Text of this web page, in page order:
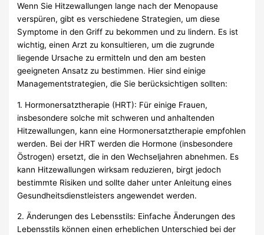
Wenn Sie Hitzewallungen lange nach der Menopause
verspüren, gibt es verschiedene Strategien, um diese
Symptome in den Griff zu bekommen und zu lindern. Es ist
wichtig, einen Arzt zu konsultieren, um die zugrunde
liegende Ursache zu ermitteln und den am besten
geeigneten Ansatz zu bestimmen. Hier sind einige
Managementstrategien, die Sie berücksichtigen sollten:
1. Hormonersatztherapie (HRT): Für einige Frauen,
insbesondere solche mit schweren und anhaltenden
Hitzewallungen, kann eine Hormonersatztherapie empfohlen
werden. Bei der HRT werden die Hormone (insbesondere
Östrogen) ersetzt, die in den Wechseljahren abnehmen. Es
kann Hitzewallungen wirksam reduzieren, birgt jedoch
bestimmte Risiken und sollte daher unter Anleitung eines
Gesundheitsdienstleisters angewendet werden.
2. Änderungen des Lebensstils: Einfache Änderungen des
Lebensstils können einen erheblichen Unterschied bei der